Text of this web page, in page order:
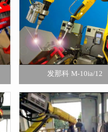
发那科 M-10ia/12